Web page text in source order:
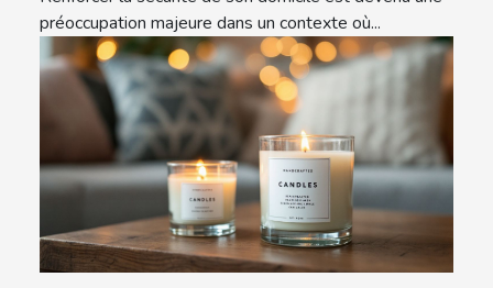
préoccupation majeure dans un contexte où...